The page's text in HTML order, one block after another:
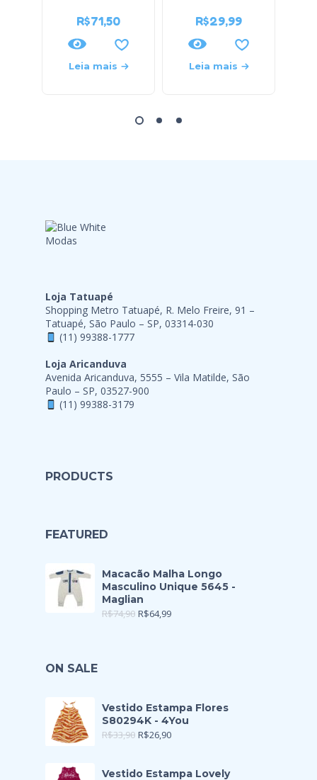
R$71,50
Leia mais
R$29,99
Leia mais
Loja Tatuapé
Shopping Metro Tatuapé, R. Melo Freire, 91 –
Tatuapé, São Paulo – SP, 03314-030
(11) 99388-1777
Loja Aricanduva
Avenida Aricanduva, 5555 – Vila Matilde, São
Paulo – SP, 03527-900
(11) 99388-3179
PRODUCTS
FEATURED
Macacão Malha Longo
Masculino Unique 5645 -
Maglian
R$74,90 R$64,99
ON SALE
Vestido Estampa Flores
S80294K - 4You
R$33,90 R$26,90
Vestido Estampa Lovely